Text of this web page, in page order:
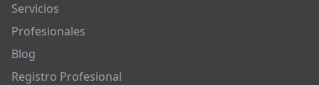
Servicios
Profesionales
Blog
Registro Profesional